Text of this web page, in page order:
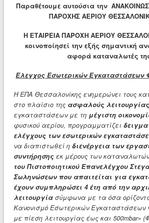
Παραθέτουμε αυτούσια την
ΠΑΡΟΧΗΣ ΑΕΡΙΟΥ
Η ΕΤΑΙΡΕΙΑ ΠΑΡΟΧΗ ΑΕΡΙΟΥ
κοινοποίησεί την εξής σημαντική
αφορά καταναλωτές
Έλεγχος Εσωτερικών Εγκαταστάσεων
Η ΕΠΑ Θεσσαλονίκης ενημερώνει τους
στο πλαίσιο της ασφαλούς λειτουργίας
εγκαταστάσεων με τη μέγιστη
φυσικού αερίου, προγραμματίζει
ελέγχους των εσωτερικών
να διαπιστωθεί η διενέργεια των
συντήρησηςεκ μέρους των
του Πιστοποιητικού Επανελέγχου
Σωληνώσεων που απαιτείται για
έχουν συμπληρώσει 4 έτη από την
λειτουργίασύμφωνα με τα όσα
Κανονισμό Εσωτερικών Εγκαταστάσεων
με πίεση λειτουργίας έως και 500mbar»